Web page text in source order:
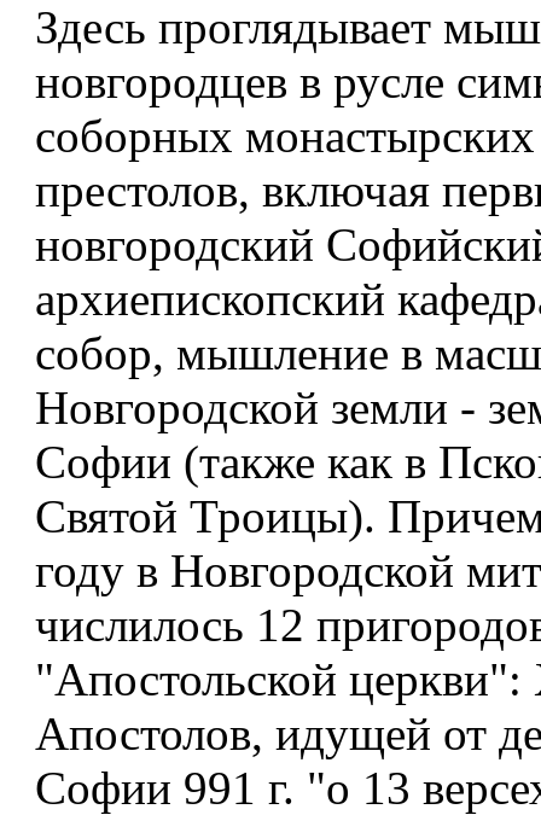
Здесь проглядывает
новгородцев в русле
соборных
престолов, включая
новгородский
архиепископский
собор, мышление в
Новгородской земли -
Софии (также как в
Святой Троицы).
году в Новгородской
числилось 12
"Апостольской церкви":
Апостолов, идущей от
Софии 991 г. "о 13